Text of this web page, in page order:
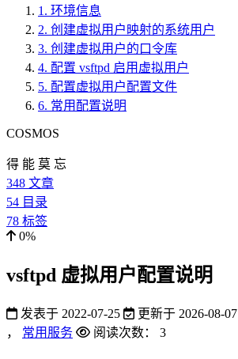
1. 环境信息
2. 创建虚拟用户映射的系统用户
3. 创建虚拟用户的口令库
4. 配置 vsftpd 启用虚拟用户
5. 配置虚拟用户配置文件
6. 常用配置说明
COSMOS
得 能 莫 忘
348 文章
54 目录
78 标签
0%
vsftpd 虚拟用户配置说明
发表于 2022-07-25 更新于 2026-08-07
， 常用服务 阅读次数： 3